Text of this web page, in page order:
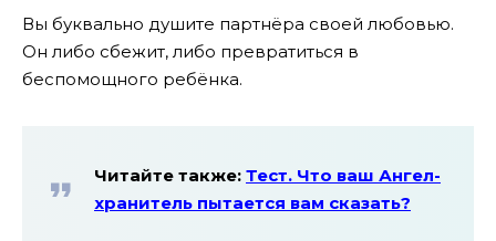
Вы буквально душите партнёра своей любовью.
Он либо сбежит, либо превратиться в
беспомощного ребёнка.
Читайте также: Тест. Что ваш Ангел-
хранитель пытается вам сказать?